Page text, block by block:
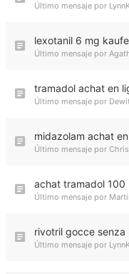
Último mensaje por
lexotanil 6 mg
Último mensaje por
tramadol achat en
Último mensaje por
midazolam achat
Último mensaje por
achat tramadol 100
Último mensaje por
rivotril gocce
Último mensaje por